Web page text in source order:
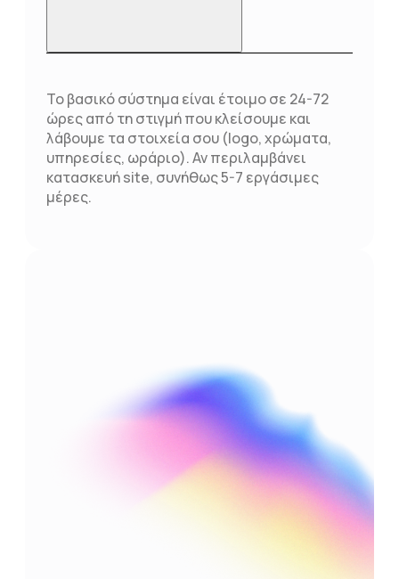
Το βασικό σύστημα είναι έτοιμο σε 24-72
ώρες από τη στιγμή που κλείσουμε και
λάβουμε τα στοιχεία σου (logo, χρώματα,
υπηρεσίες, ωράριο). Αν περιλαμβάνει
κατασκευή site, συνήθως 5-7 εργάσιμες
μέρες.